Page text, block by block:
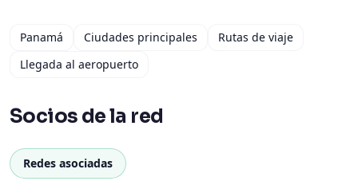
Panamá Ciudades principales
Rutas de viaje
Llegada al aeropuerto
Socios de la red
Redes asociadas